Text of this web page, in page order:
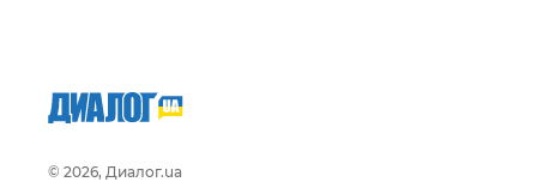
© 2026, Диалог.ua